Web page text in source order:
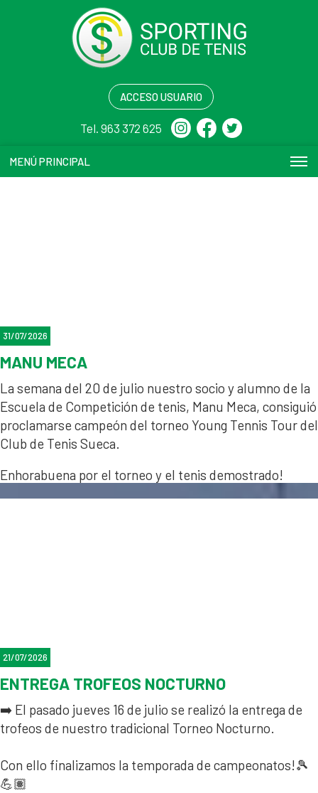
ACCESO USUARIO
Tel. 963 372 625
MENÚ PRINCIPAL
31/07/2026
MANU MECA
La semana del 20 de julio nuestro socio y alumno de la
Escuela de Competición de tenis, Manu Meca, consiguió
proclamarse campeón del torneo Young Tennis Tour del
Club de Tenis Sueca.
Enhorabuena por el torneo y el tenis demostrado!
21/07/2026
ENTREGA TROFEOS NOCTURNO
➡️ El pasado jueves 16 de julio se realizó la entrega de
trofeos de nuestro tradicional Torneo Nocturno.
Con ello finalizamos la temporada de campeonatos!🎾
💪🏽